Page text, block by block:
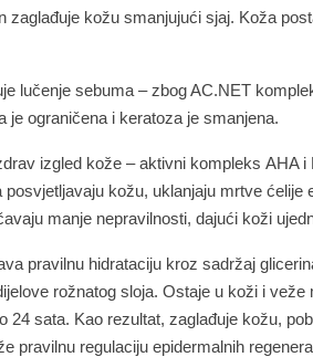
zaglađuje kožu smanjujući sjaj. Koža
lučenje sebuma– zbog AC.NET
je ograničena i keratoza je smanjena.
izgled kože – aktivni kompleks AHA i
posvjetljavaju kožu, uklanjaju mrtve ćelije
manje nepravilnosti, dajući koži
pravilnu hidrataciju kroz sadržaj
rožnatog sloja. Ostaje u koži i veže
24 sata. Kao rezultat, zaglađuje kožu,
pravilnu regulaciju epidermalnih